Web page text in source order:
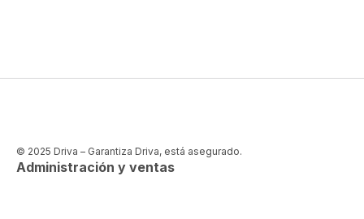
© 2025 Driva – Garantiza Driva, está asegurado.
Administración y ventas